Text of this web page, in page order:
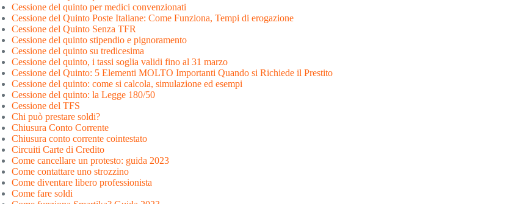
Cessione del quinto per medici convenzionati
Cessione del Quinto Poste Italiane: Come Funziona, Tempi di erogazione
Cessione del Quinto Senza TFR
Cessione del quinto stipendio e pignoramento
Cessione del quinto su tredicesima
Cessione del quinto, i tassi soglia validi fino al 31 marzo
Cessione del Quinto: 5 Elementi MOLTO Importanti Quando si Richiede il Prestito
Cessione del quinto: come si calcola, simulazione ed esempi
Cessione del quinto: la Legge 180/50
Cessione del TFS
Chi può prestare soldi?
Chiusura Conto Corrente
Chiusura conto corrente cointestato
Circuiti Carte di Credito
Come cancellare un protesto: guida 2023
Come contattare uno strozzino
Come diventare libero professionista
Come fare soldi